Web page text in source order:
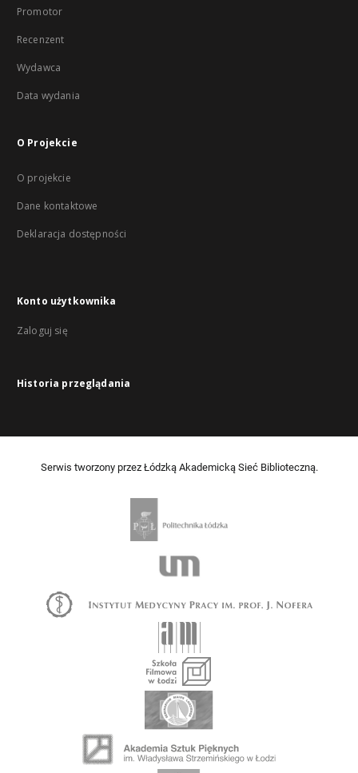
Promotor
Recenzent
Wydawca
Data wydania
O Projekcie
O projekcie
Dane kontaktowe
Deklaracja dostępności
Konto użytkownika
Zaloguj się
Historia przeglądania
Serwis tworzony przez Łódzką Akademicką Sieć Biblioteczną.